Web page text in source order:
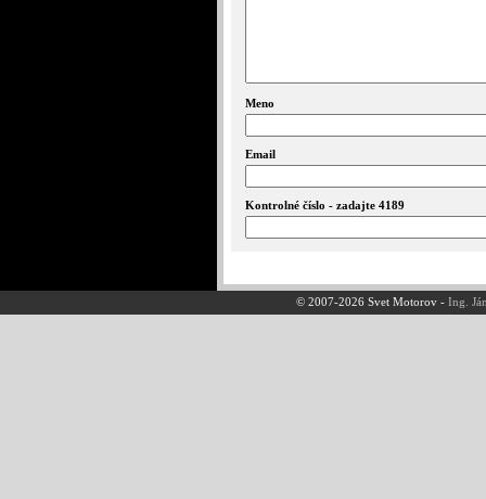
Meno
Email
Kontrolné číslo - zadajte 4189
© 2007-2026 Svet Motorov -Ing.